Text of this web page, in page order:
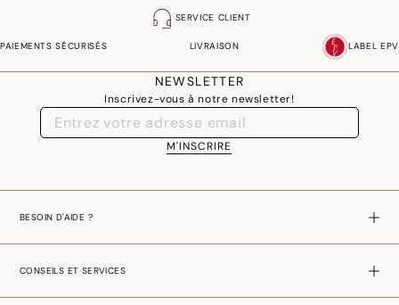
SERVICE CLIENT
PAIEMENTS SÉCURISÉS LIVRAISON LABEL EPV
NEWSLETTER
Inscrivez-vous à notre newsletter!
M'INSCRIRE
BESOIN D'AIDE ?
CONSEILS ET SERVICES